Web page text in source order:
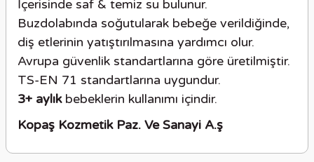
İçerisinde saf & temiz su bulunur.
Buzdolabında soğutularak bebeğe verildiğinde,
diş etlerinin yatıştırılmasına yardımcı olur.
Avrupa güvenlik standartlarına göre üretilmiştir.
TS-EN 71 standartlarına uygundur.
3+ aylıkbebeklerin kullanımı içindir.
Kopaş Kozmetik Paz. Ve Sanayi A.ş